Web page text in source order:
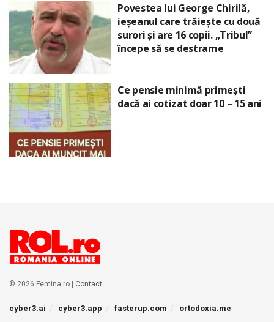
Povestea lui George Chirilă,
ieșeanul care trăiește cu două
surori și are 16 copii. „Tribul”
începe să se destrame
Ce pensie minimă primești
dacă ai cotizat doar 10 – 15 ani
© 2026 Femina.ro | Contact
cyber3.ai cyber3.app fasterup.com ortodoxia.me